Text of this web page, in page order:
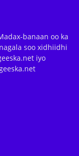
banaan oo ka
soo xidhiidhi
iyo